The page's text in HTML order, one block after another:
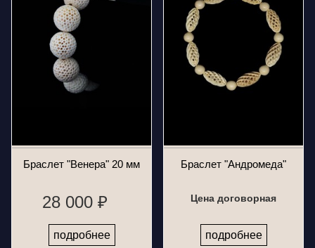
Браслет "Венера" 20 мм
28 000 ₽
подробнее
Браслет "Андромеда"
Цена договорная
подробнее